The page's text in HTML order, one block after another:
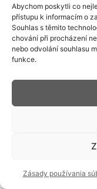
Abychom poskytli co
přístupu k informacím o
Souhlas s těmito
chování při procházení
nebo odvolání souhlasu
funkce.
Zásady používania
TECHNOLÓGIE